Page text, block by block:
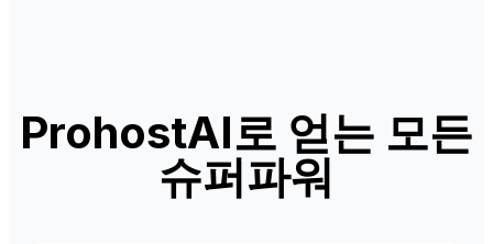
ProhostAI로 얻는 모든
슈퍼파워